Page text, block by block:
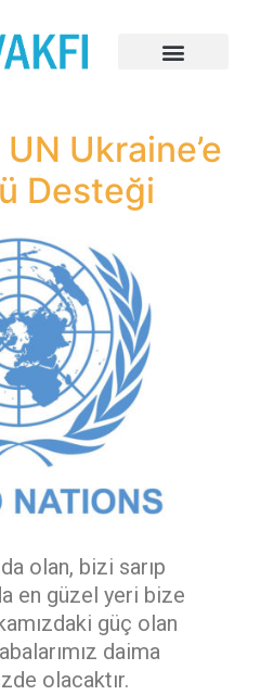
Ukraine’e
Desteği
olan, bizi sarıp
en güzel yeri bize
güç olan
daima
olacaktır.